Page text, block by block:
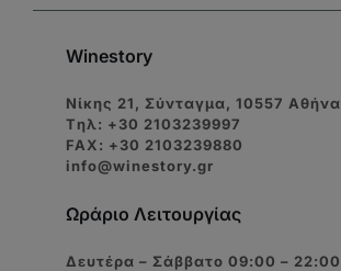
Winestory
Νίκης 21, Σύνταγμα, 10557 Αθήνα
Tηλ: +30 2103239997
FAX: +30 2103239880
info@winestory.gr
Ωράριο Λειτουργίας
Δευτέρα – Σάββατο 09:00 – 22:00